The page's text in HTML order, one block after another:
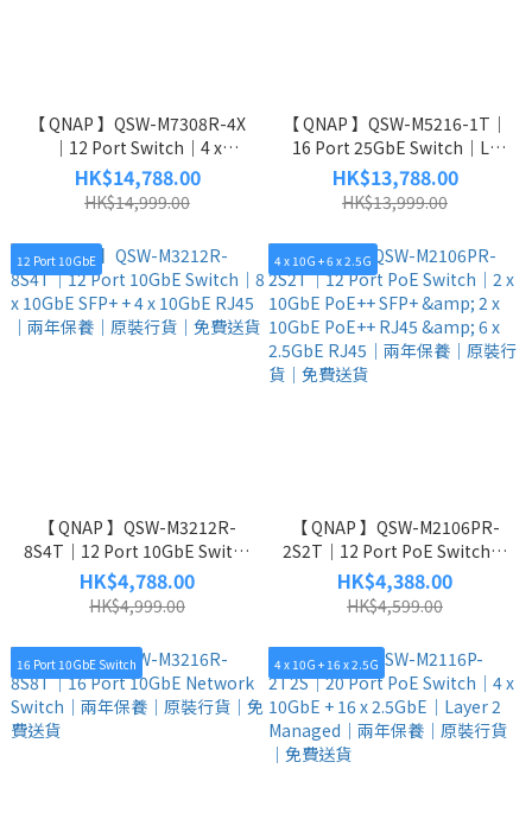
【 QNAP 】QSW-M7308R-4X
｜12 Port Switch｜4 x
100GbE + 8 x 25GbE｜3 Lite
Managed｜兩年保養｜原裝行
貨｜免費送貨
HK$14,788.00
HK$14,999.00
【 QNAP 】QSW-M5216-1T｜
16 Port 25GbE Switch｜L2
Managed｜兩年保養｜原裝行
貨｜免費送貨
HK$13,788.00
HK$13,999.00
12 Port 10GbE
【 QNAP 】QSW-M3212R-
8S4T｜12 Port 10GbE Switch
｜8 x 10GbE SFP+ + 4 x 10GbE
RJ45｜兩年保養｜原裝行貨｜
免費送貨
HK$4,788.00
HK$4,999.00
4 x 10G + 6 x 2.5G
【 QNAP 】QSW-M2106PR-
2S2T｜12 Port PoE Switch｜
2 x 10GbE PoE++ SFP+ & 2 x
10GbE PoE++ RJ45 & 6 x
2.5GbE RJ45｜兩年保養｜原
裝行貨｜免費送貨
HK$4,388.00
HK$4,599.00
16 Port 10GbE Switch 4 x 10G + 16 x 2.5G